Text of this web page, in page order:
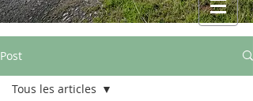
Post
Tous les articles